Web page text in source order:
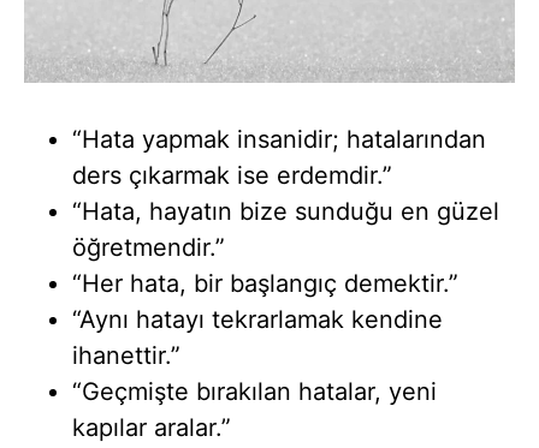
“Hata yapmak insanidir; hatalarından
ders çıkarmak ise erdemdir.”
“Hata, hayatın bize sunduğu en güzel
öğretmendir.”
“Her hata, bir başlangıç demektir.”
“Aynı hatayı tekrarlamak kendine
ihanettir.”
“Geçmişte bırakılan hatalar, yeni
kapılar aralar.”